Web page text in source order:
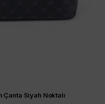
Siyah Noktalı